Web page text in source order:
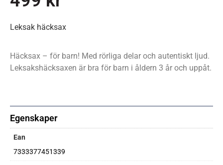
Leksak häcksax
Häcksax – för barn! Med rörliga delar och autentiskt ljud.
Leksakshäcksaxen är bra för barn i åldern 3 år och uppåt.
Egenskaper
Ean
7333377451339